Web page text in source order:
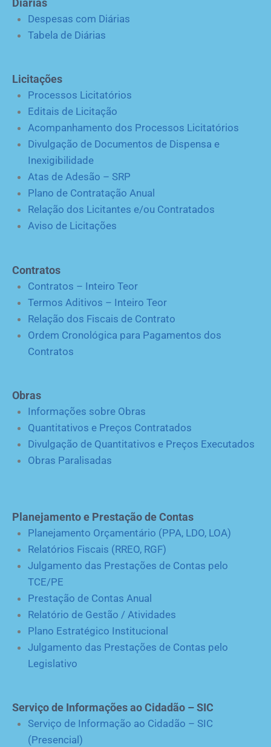
Diárias
Despesas com Diárias
Tabela de Diárias
Licitações
Processos Licitatórios
Editais de Licitação
Acompanhamento dos Processos Licitatórios
Divulgação de Documentos de Dispensa e
Inexigibilidade
Atas de Adesão – SRP
Plano de Contratação Anual
Relação dos Licitantes e/ou Contratados
Aviso de Licitações
Contratos
Contratos – Inteiro Teor
Termos Aditivos – Inteiro Teor
Relação dos Fiscais de Contrato
Ordem Cronológica para Pagamentos dos
Contratos
Obras
Informações sobre Obras
Quantitativos e Preços Contratados
Divulgação de Quantitativos e Preços Executados
Obras Paralisadas
Planejamento e Prestação de Contas
Planejamento Orçamentário (PPA, LDO, LOA)
Relatórios Fiscais (RREO, RGF)
Julgamento das Prestações de Contas pelo
TCE/PE
Prestação de Contas Anual
Relatório de Gestão / Atividades
Plano Estratégico Institucional
Julgamento das Prestações de Contas pelo
Legislativo
Serviço de Informações ao Cidadão – SIC
Serviço de Informação ao Cidadão – SIC
(Presencial)